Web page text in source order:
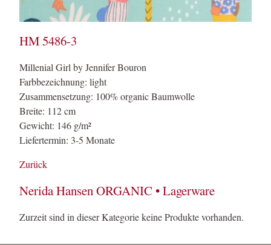
HM 5486-3
Millenial Girl by Jennifer Bouron
Farbbezeichnung: light
Zusammensetzung: 100% organic Baumwolle
Breite: 112 cm
Gewicht: 146 g/m²
Liefertermin: 3-5 Monate
Zurück
Nerida Hansen ORGANIC • Lagerware
Zurzeit sind in dieser Kategorie keine Produkte vorhanden.